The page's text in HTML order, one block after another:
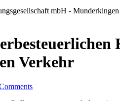
Verkehr